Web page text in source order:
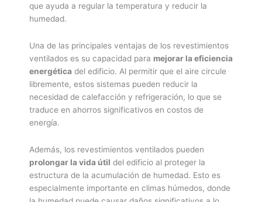
que ayuda a regular la temperatura y reducir la
humedad.
Una de las principales ventajas de los revestimientos
ventilados es su capacidad para mejorar la eficiencia
energética del edificio. Al permitir que el aire circule
libremente, estos sistemas pueden reducir la
necesidad de calefacción y refrigeración, lo que se
traduce en ahorros significativos en costos de
energía.
Además, los revestimientos ventilados pueden
prolongar la vida útil del edificio al proteger la
estructura de la acumulación de humedad. Esto es
especialmente importante en climas húmedos, donde